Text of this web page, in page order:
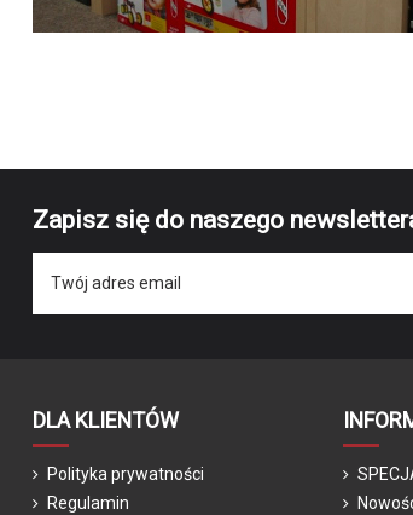
Zapisz się do naszego
DLA KLIENTÓW
Polityka prywatności
Regulamin